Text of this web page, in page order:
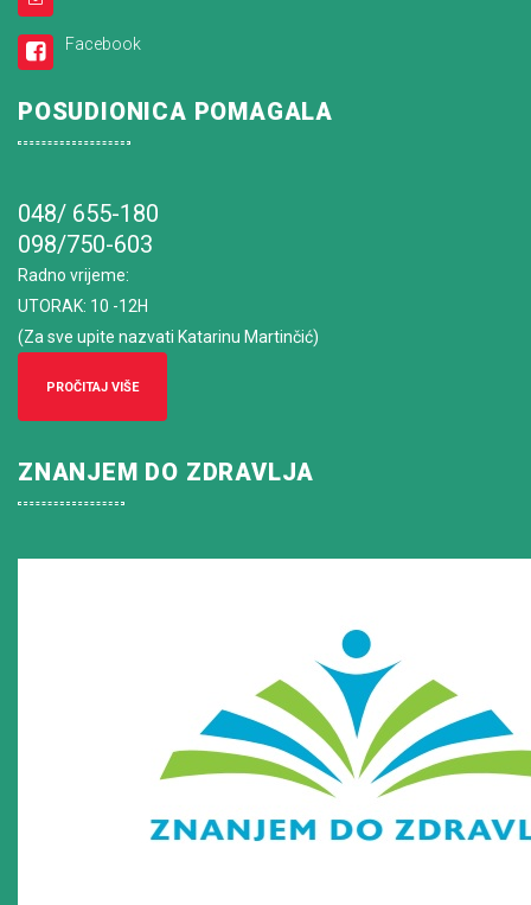
Facebook
POSUDIONICA POMAGALA
048/ 655-180
098/750-603
Radno vrijeme:
UTORAK: 10 -12H
(Za sve upite nazvati Katarinu Martinčić)
PROČITAJ VIŠE
ZNANJEM DO ZDRAVLJA